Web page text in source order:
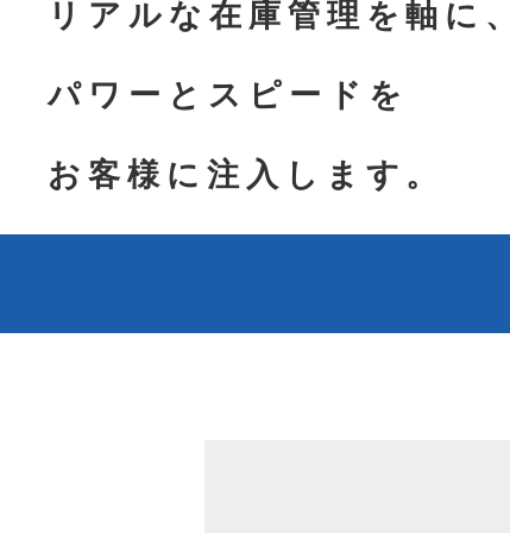
リアルな在庫管理を軸に、
パワーとスピードを
お客様に注入します。